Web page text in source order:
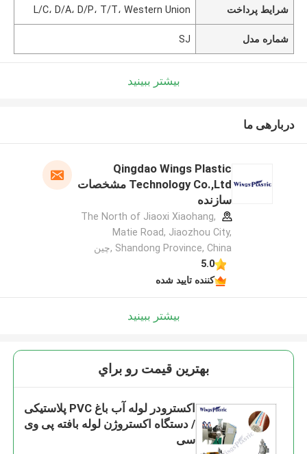
شرایط پرداخت L/C، D/A، D/P، T/T، Western Union
شماره مدل SJ
بیشتر ببینید
دربارهی ما
Qingdao Wings Plastic
Technology Co.,Ltd مشخصات
سازنده
The North of Jiaoxi Xiaohang,
Matie Road, Jiaozhou City,
Shandong Province, China ,چین
5.0
کننده تایید شده
بیشتر ببینید
بهترين قيمت رو براي
اکسترودر لوله آب باغ PVC پلاستیکی
/ دستگاه اکستروژن لوله بافته پی وی
سی